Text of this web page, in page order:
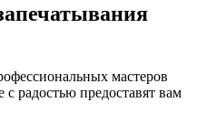
мастеров
с радостью предоставят вам